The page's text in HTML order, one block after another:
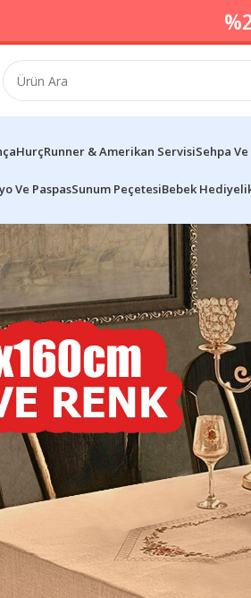
HurçRunner & Amerikan ServisiSehpa
Ve PaspasSunum PeçetesiBebek